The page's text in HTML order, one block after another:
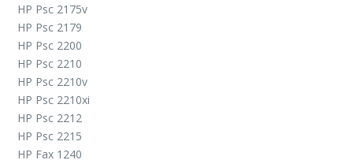
HP Psc 2175v
HP Psc 2179
HP Psc 2200
HP Psc 2210
HP Psc 2210v
HP Psc 2210xi
HP Psc 2212
HP Psc 2215
HP Fax 1240